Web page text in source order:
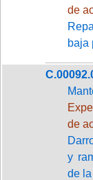
de
baja
de
y
de